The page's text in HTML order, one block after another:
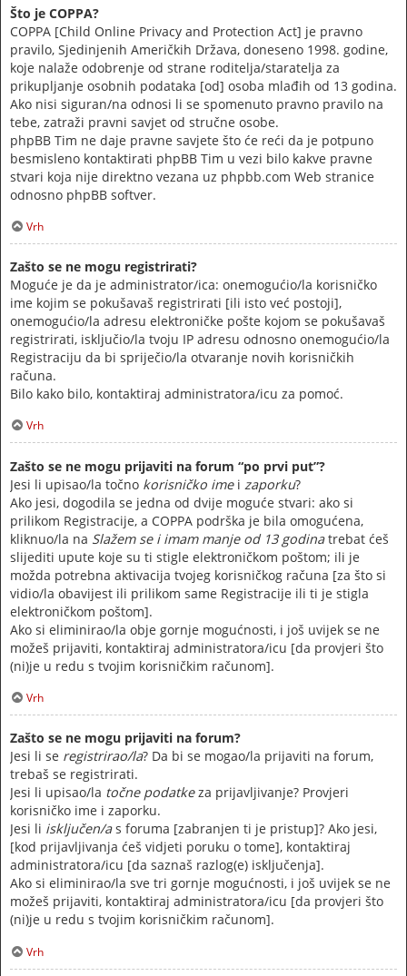
Što je COPPA?
COPPA [Child Online Privacy and Protection Act] je pravno
pravilo, Sjedinjenih Američkih Država, doneseno 1998. godine,
koje nalaže odobrenje od strane roditelja/staratelja za
prikupljanje osobnih podataka [od] osoba mlađih od 13 godina.
Ako nisi siguran/na odnosi li se spomenuto pravno pravilo na
tebe, zatraži pravni savjet od stručne osobe.
phpBB Tim ne daje pravne savjete što će reći da je potpuno
besmisleno kontaktirati phpBB Tim u vezi bilo kakve pravne
stvari koja nije direktno vezana uz phpbb.com Web stranice
odnosno phpBB softver.
Vrh
Zašto se ne mogu registrirati?
Moguće je da je administrator/ica: onemogućio/la korisničko
ime kojim se pokušavaš registrirati [ili isto već postoji],
onemogućio/la adresu elektroničke pošte kojom se pokušavaš
registrirati, isključio/la tvoju IP adresu odnosno onemogućio/la
Registraciju da bi spriječio/la otvaranje novih korisničkih
računa.
Bilo kako bilo, kontaktiraj administratora/icu za pomoć.
Vrh
Zašto se ne mogu prijaviti na forum “po prvi put”?
Jesi li upisao/la točno korisničko imei zaporku?
Ako jesi, dogodila se jedna od dvije moguće stvari: ako si
prilikom Registracije, a COPPA podrška je bila omogućena,
kliknuo/la na Slažem se i imam manje od 13 godinatrebat ćeš
slijediti upute koje su ti stigle elektroničkom poštom; ili je
možda potrebna aktivacija tvojeg korisničkog računa [za što si
vidio/la obavijest ili prilikom same Registracije ili ti je stigla
elektroničkom poštom].
Ako si eliminirao/la obje gornje mogućnosti, i još uvijek se ne
možeš prijaviti, kontaktiraj administratora/icu [da provjeri što
(ni)je u redu s tvojim korisničkim računom].
Vrh
Zašto se ne mogu prijaviti na forum?
Jesi li se registrirao/la? Da bi se mogao/la prijaviti na forum,
trebaš se registrirati.
Jesi li upisao/la točne podatkeza prijavljivanje? Provjeri
korisničko ime i zaporku.
Jesi li isključen/as foruma [zabranjen ti je pristup]? Ako jesi,
[kod prijavljivanja ćeš vidjeti poruku o tome], kontaktiraj
administratora/icu [da saznaš razlog(e) isključenja].
Ako si eliminirao/la sve tri gornje mogućnosti, i još uvijek se ne
možeš prijaviti, kontaktiraj administratora/icu [da provjeri što
(ni)je u redu s tvojim korisničkim računom].
Vrh